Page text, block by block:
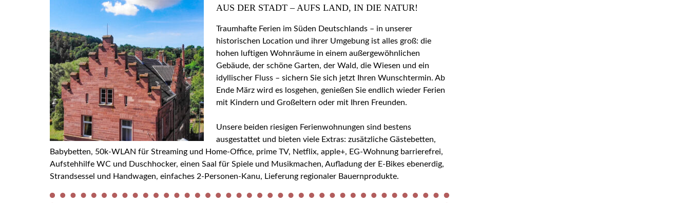
AUS DER STADT – AUFS LAND, IN DIE NATUR!
Traumhafte Ferien im Süden Deutschlands – in unserer
historischen Location und ihrer Umgebung ist alles groß: die
hohen luftigen Wohnräume in einem außergewöhnlichen
Gebäude, der schöne Garten, der Wald, die Wiesen und ein
idyllischer Fluss – sichern Sie sich jetzt Ihren Wunschtermin. Ab
Ende März wird es losgehen, genießen Sie endlich wieder Ferien
mit Kindern und Großeltern oder mit Ihren Freunden.
Unsere beiden riesigen Ferienwohnungen sind bestens
ausgestattet und bieten viele Extras: zusätzliche Gästebetten,
Babybetten, 50k-WLAN für Streaming und Home-Office, prime TV, Netflix, apple+, EG-Wohnung barrierefrei,
Aufstehhilfe WC und Duschhocker, einen Saal für Spiele und Musikmachen, Aufladung der E-Bikes ebenerdig,
Strandsessel und Handwagen, einfaches 2-Personen-Kanu, Lieferung regionaler Bauernprodukte.